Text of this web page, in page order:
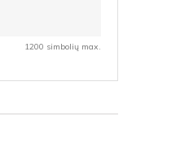
1200 simbolių max.